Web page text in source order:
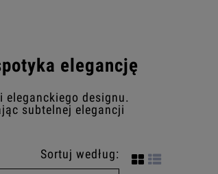
elegancję
eleganckiego designu.
subtelnej elegancji
Sortuj według: